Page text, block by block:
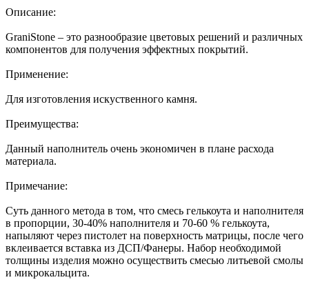
Описание:
GraniStone – это разнообразие цветовых решений и различных
компонентов для получения эффектных покрытий.
Применение:
Для изготовления искуственного камня.
Преимущества:
Данный наполнитель очень экономичен в плане расхода
материала.
Примечание:
Суть данного метода в том, что смесь гелькоута и наполнителя
в пропорции, 30-40% наполнителя и 70-60 % гелькоута,
напыляют через пистолет на поверхность матрицы, после чего
вклеивается вставка из ДСП/Фанеры. Набор необходимой
толщины изделия можно осуществить смесью литьевой смолы
и микрокальцита.